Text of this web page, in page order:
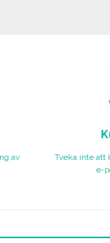
av
Tveka inte att
e-